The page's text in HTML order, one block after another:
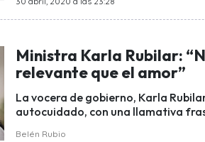
Ministra Karla Rubilar:
relevante que el amor”
La vocera de gobierno, Karla
autocuidado, con una llamativa
Belén Rubio